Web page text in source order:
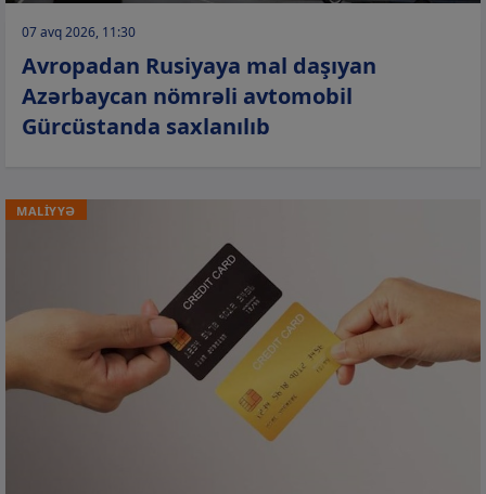
07 avq 2026, 11:30
Avropadan Rusiyaya mal daşıyan
Azərbaycan nömrəli avtomobil
Gürcüstanda saxlanılıb
MALİYYƏ